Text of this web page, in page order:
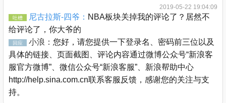
2019-05-22 19:04:09
吐槽 尼古拉斯-四爷： NBA板块关掉我的评论了？居然不
给评论了，你大爷的
回应 小浪： 您好，请您提供一下登录名、密码前三位以及
具体的链接、页面截图、评论内容通过微博公众号“新浪客
服官方微博”、微信公众号“新浪客服”、新浪帮助中心
http://help.sina.com.cn联系客服反馈，感谢您的关注与支
持。